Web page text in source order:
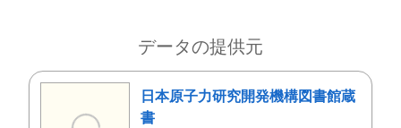
データの提供元
日本原子力研究開発機構図書館蔵
書